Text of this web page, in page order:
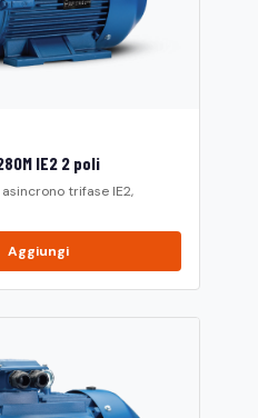
IE2 2 poli
trifase IE2,
Aggiungi